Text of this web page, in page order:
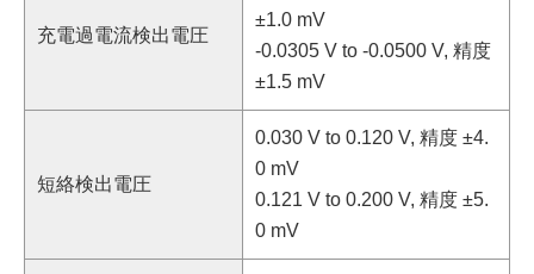
充電過電流検出電圧
±1.0 mV
-0.0305 V to -0.0500 V, 精度
±1.5 mV
短絡検出電圧
0.030 V to 0.120 V, 精度 ±4.
0 mV
0.121 V to 0.200 V, 精度 ±5.
0 mV